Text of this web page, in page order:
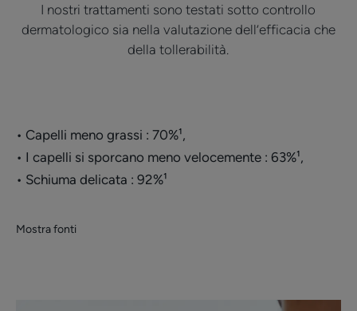
frequenza degli shampoo.
• RENDE i capelli morbidi e leggeri
I nostri trattamenti sono testati sotto controllo
dermatologico sia nella valutazione dell’efficacia che
della tollerabilità.
• Capelli meno grassi : 70%¹,
• I capelli si sporcano meno velocemente : 63%¹,
• Schiuma delicata : 92%¹
Mostra fonti